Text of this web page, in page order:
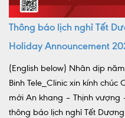
Thông báo lịch nghỉ Tết
Holiday Announcement
(English below) Nhân dịp
Binh Tele_Clinic xin kính
mới An khang – Thịnh vượng
thông báo lịch nghỉ Tết